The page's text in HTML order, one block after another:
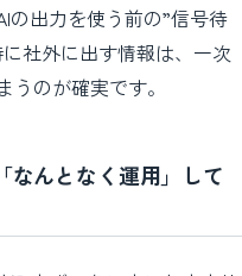
の出力を使う前の”信号待
社外に出す情報は、一次
のが確実です。
なんとなく運用」して